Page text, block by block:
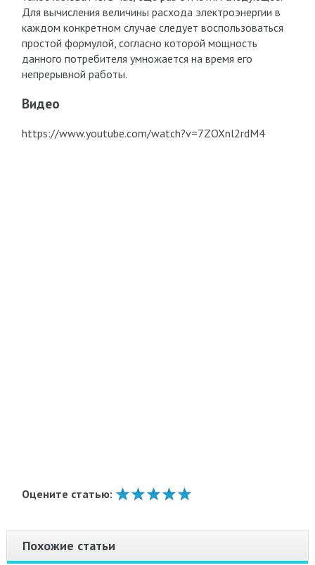
Для вычисления величины расхода электроэнергии в
каждом конкретном случае следует воспользоваться
простой формулой, согласно которой мощность
данного потребителя умножается на время его
непрерывной работы.
Видео
https://www.youtube.com/watch?v=7ZOXnl2rdM4
Оцените статью:
Похожие статьи